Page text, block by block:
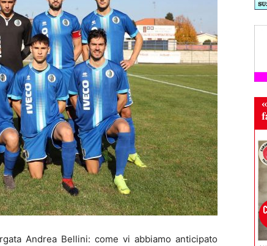
Andrea Bellini: come vi abbiamo anticipato